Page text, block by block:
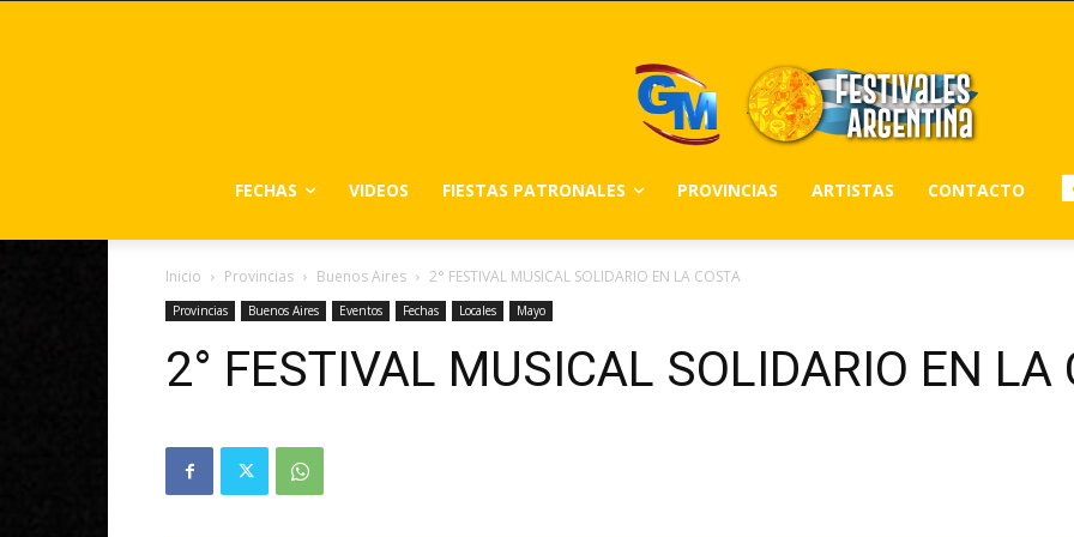
FECHAS VIDEOS FIESTAS PATRONALES PROVINCIAS ARTISTAS CONTACTO
Inicio Provincias Buenos Aires 2° FESTIVAL MUSICAL SOLIDARIO EN LA COSTA
Provincias Buenos Aires Eventos Fechas Locales Mayo
2° FESTIVAL MUSICAL SOLIDARIO EN LA